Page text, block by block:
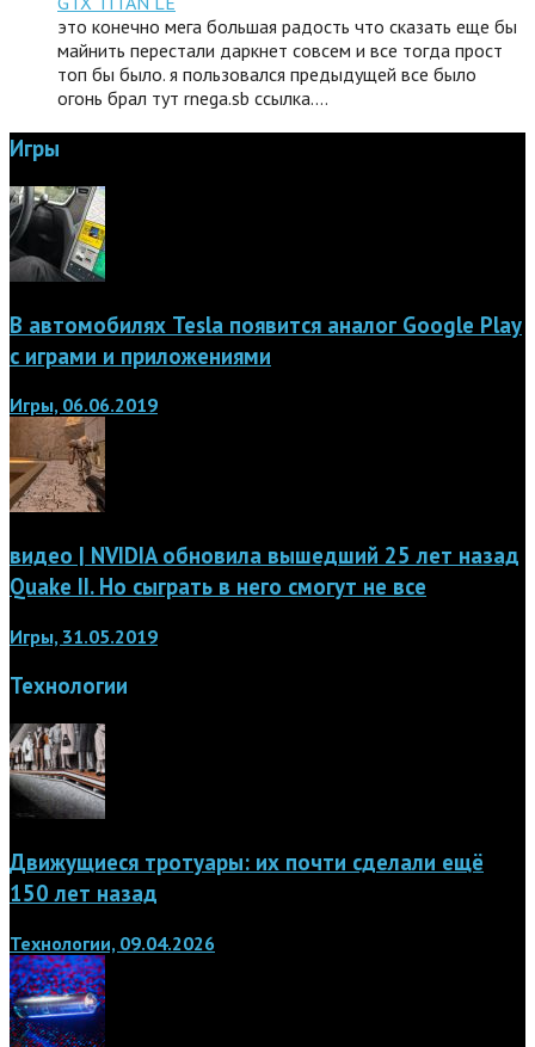
это конечно мега большая радость что сказать еще бы
майнить перестали даркнет совсем и все тогда прост
топ бы было. я пользовался предыдущей все было
огонь брал тут rnega.sb ссылка.…
Игры
В автомобилях Tesla появится аналог Google Play
с играми и приложениями
Игры, 06.06.2019
видео | NVIDIA обновила вышедший 25 лет назад
Quake II. Но сыграть в него смогут не все
Игры, 31.05.2019
Технологии
Движущиеся тротуары: их почти сделали ещё
150 лет назад
Технологии, 09.04.2026